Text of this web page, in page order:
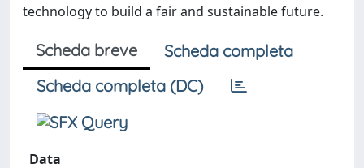
technology to build a fair and sustainable future.
Scheda breve
Scheda completa
Scheda completa (DC)
Data